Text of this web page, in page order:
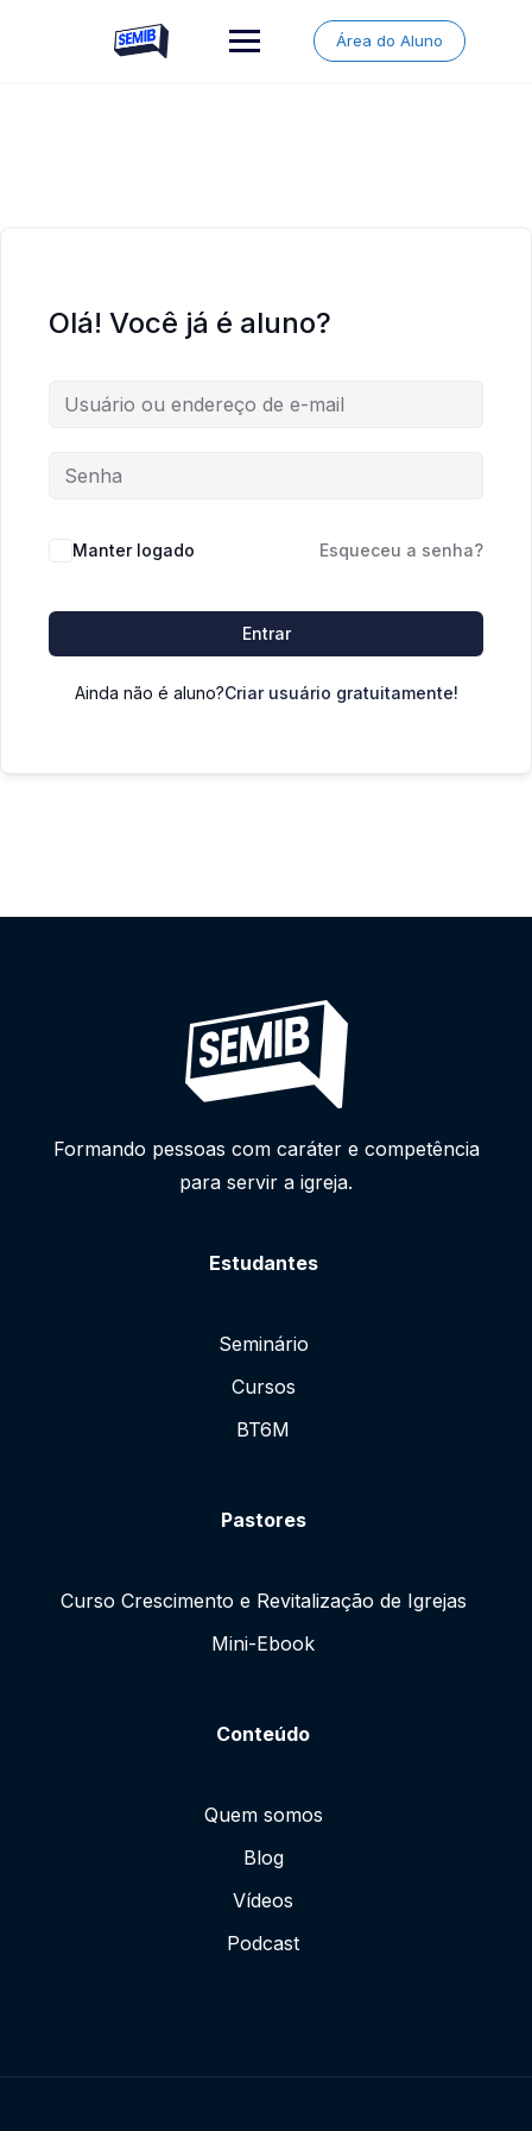
Área do Aluno
Olá! Você já é aluno?
Manter logado Esqueceu a senha?
Entrar
Ainda não é aluno?Criar usuário gratuitamente!
Formando pessoas com caráter e competência
para servir a igreja.
Estudantes
Seminário
Cursos
BT6M
Pastores
Curso Crescimento e Revitalização de Igrejas
Mini-Ebook
Conteúdo
Quem somos
Blog
Vídeos
Podcast